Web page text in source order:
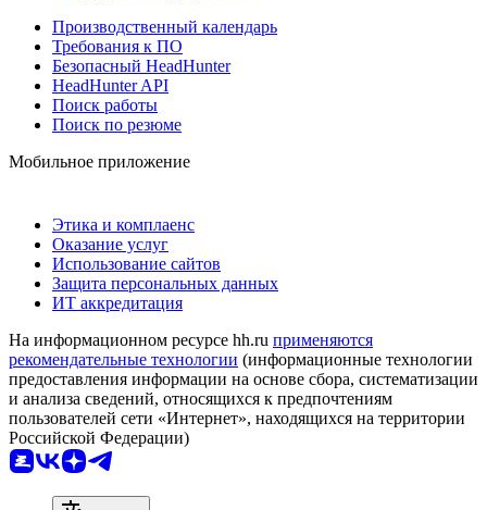
Производственный календарь
Требования к ПО
Безопасный HeadHunter
HeadHunter API
Поиск работы
Поиск по резюме
Мобильное приложение
Этика и комплаенс
Оказание услуг
Использование сайтов
Защита персональных данных
ИТ аккредитация
На информационном ресурсе hh.ru применяются
рекомендательные технологии (информационные технологии
предоставления информации на основе сбора, систематизации
и анализа сведений, относящихся к предпочтениям
пользователей сети «Интернет», находящихся на территории
Российской Федерации)